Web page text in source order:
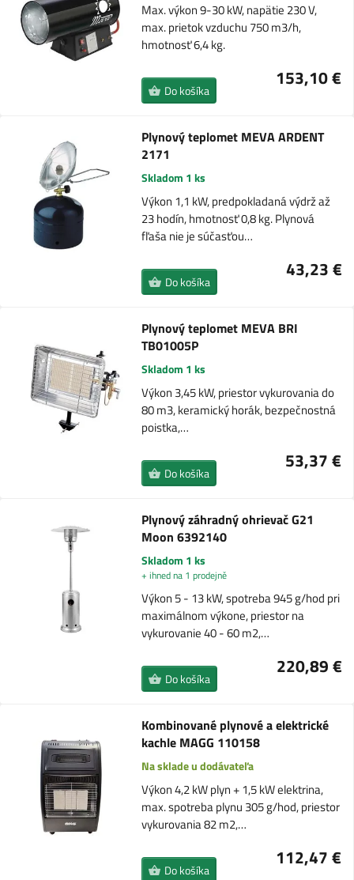
Max. výkon 9-30 kW, napätie 230 V,
max. prietok vzduchu 750 m3/h,
hmotnosť 6,4 kg.
153,10 €
Do košíka
Plynový teplomet MEVA ARDENT
2171
Skladom 1 ks
Výkon 1,1 kW, predpokladaná výdrž až
23 hodín, hmotnosť 0,8 kg. Plynová
fľaša nie je súčasťou…
43,23 €
Do košíka
Plynový teplomet MEVA BRI
TB01005P
Skladom 1 ks
Výkon 3,45 kW, priestor vykurovania do
80 m3, keramický horák, bezpečnostná
poistka,…
53,37 €
Do košíka
Plynový záhradný ohrievač G21
Moon 6392140
Skladom 1 ks
+ ihned na 1 prodejně
Výkon 5 - 13 kW, spotreba 945 g/hod pri
maximálnom výkone, priestor na
vykurovanie 40 - 60 m2,…
220,89 €
Do košíka
Kombinované plynové a elektrické
kachle MAGG 110158
Na sklade u dodávateľa
Výkon 4,2 kW plyn + 1,5 kW elektrina,
max. spotreba plynu 305 g/hod, priestor
vykurovania 82 m2,…
112,47 €
Do košíka